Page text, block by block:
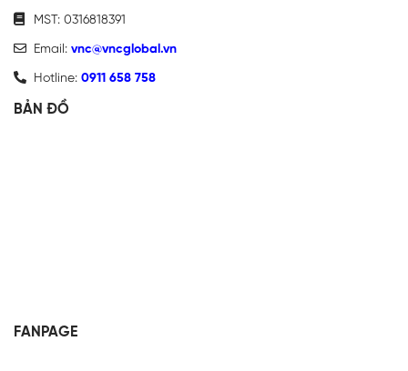
MST: 0316818391
Email: vnc@vncglobal.vn
Hotline: 0911 658 758
BẢN ĐỒ
FANPAGE